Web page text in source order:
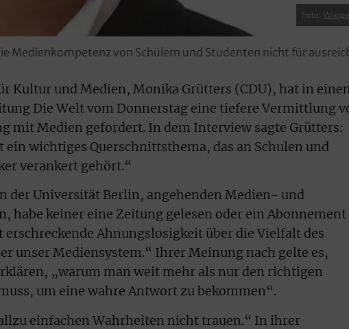
Foto:
Medienkompetenz von Schülern und Studenten nicht für
Kultur und Medien, Monika Grütters (CDU), hat in
Die Welt vom Donnerstag eine tiefere Vermittlung
mit Medien gefordert. In dem Interview sagte Grütters:
wichtiges Querschnittsthema, das an Schulen und
verankert gehört.“
der Universität Berlin, angehenden Medien- und
habe keiner eine Zeitung gelesen oder ein Abonnement
erschreckende Ahnungslosigkeit über die Vielfalt des
unser Mediensystem.“ Ihrer Meinung nach gelte es,
„warum man weit mehr als nur den richtigen
um eine wahre Antwort zu bekommen“.
einfachen Wahrheiten nicht trauen.“ In ihrer